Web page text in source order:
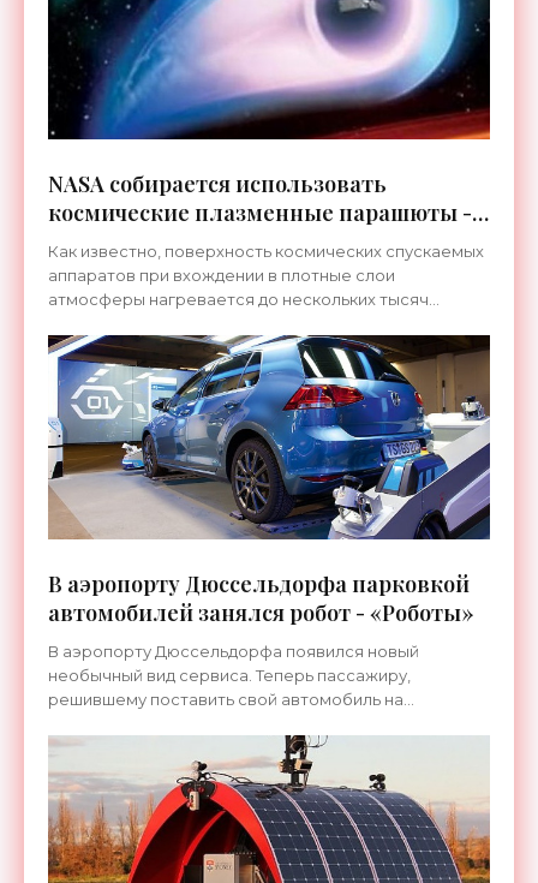
NASA собирается использовать
космические плазменные парашюты -
«Космос»
Как известно, поверхность космических спускаемых
аппаратов при вхождении в плотные слои
атмосферы нагревается до нескольких тысяч
полностью или частично
В аэропорту Дюссельдорфа парковкой
автомобилей занялся робот - «Роботы»
В аэропорту Дюссельдорфа появился новый
необычный вид сервиса. Теперь пассажиру,
решившему поставить свой автомобиль на
поскольку за него это сделает